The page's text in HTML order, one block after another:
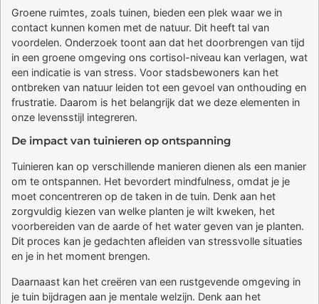
Groene ruimtes, zoals tuinen, bieden een plek waar we in
contact kunnen komen met de natuur. Dit heeft tal van
voordelen. Onderzoek toont aan dat het doorbrengen van tijd
in een groene omgeving ons cortisol-niveau kan verlagen, wat
een indicatie is van stress. Voor stadsbewoners kan het
ontbreken van natuur leiden tot een gevoel van onthouding en
frustratie. Daarom is het belangrijk dat we deze elementen in
onze levensstijl integreren.
De impact van tuinieren op ontspanning
Tuinieren kan op verschillende manieren dienen als een manier
om te ontspannen. Het bevordert mindfulness, omdat je je
moet concentreren op de taken in de tuin. Denk aan het
zorgvuldig kiezen van welke planten je wilt kweken, het
voorbereiden van de aarde of het water geven van je planten.
Dit proces kan je gedachten afleiden van stressvolle situaties
en je in het moment brengen.
Daarnaast kan het creëren van een rustgevende omgeving in
je tuin bijdragen aan je mentale welzijn. Denk aan het